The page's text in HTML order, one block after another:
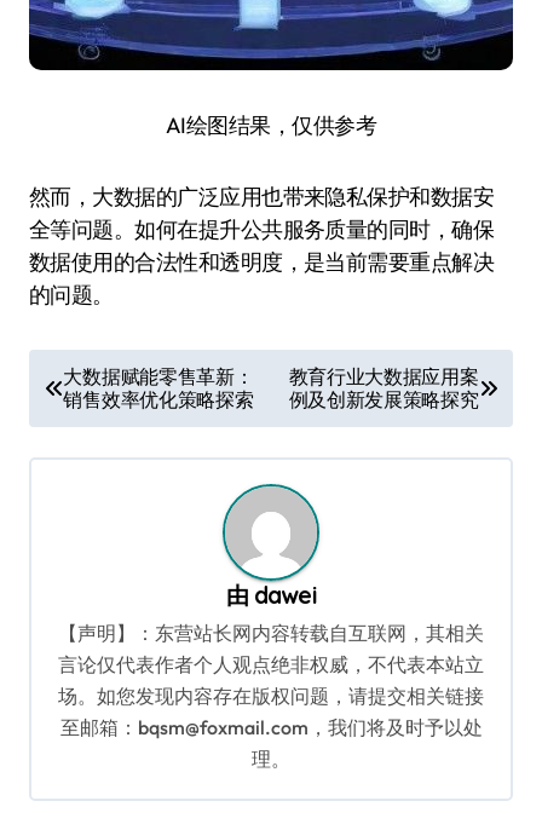
AI绘图结果，仅供参考
然而，大数据的广泛应用也带来隐私保护和数据安
全等问题。如何在提升公共服务质量的同时，确保
数据使用的合法性和透明度，是当前需要重点解决
的问题。
章
导
大数据赋能零售革新：
销售效率优化策略探索
教育行业大数据应用案
例及创新发展策略探究
由 dawei
【声明】：东营站长网内容转载自互联网，其相关
言论仅代表作者个人观点绝非权威，不代表本站立
场。如您发现内容存在版权问题，请提交相关链接
至邮箱：bqsm@foxmail.com，我们将及时予以处
理。